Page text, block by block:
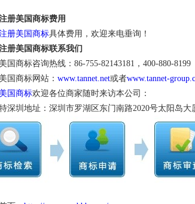
册美国商标费用
册美国商标具体费用，欢迎来电垂询！
册美国商标联系我们
国商标咨询热线：86-755-82143181，400-880-8199
国商标网站： www.tannet.net或者www.tannet-
国商标欢迎各位商家随时来访本公司：
深圳地址：深圳市罗湖区东门南路2020号太阳岛大